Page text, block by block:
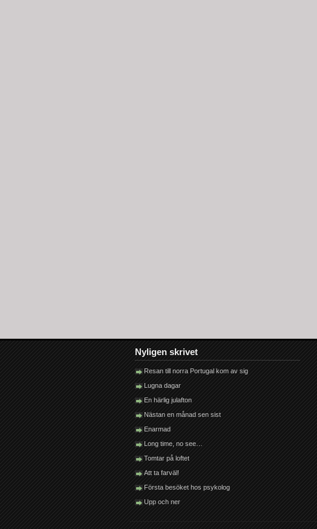
Nyligen skrivet
Resan till norra Portugal kom av sig
Lugna dagar
En härlig julafton
Nästan en månad sen sist
Enarmad
Long time, no see…
Tomtar på loftet
Att ta farväl!
Första besöket hos psykolog
Upp och ner